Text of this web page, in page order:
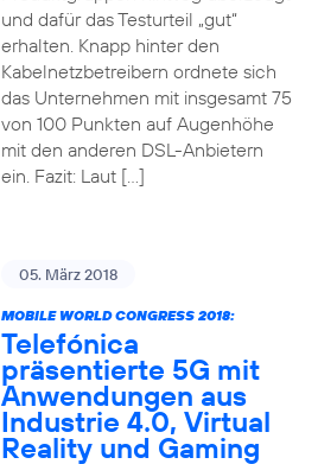
und dafür das Testurteil „gut“
erhalten. Knapp hinter den
Kabelnetzbetreibern ordnete sich
das Unternehmen mit insgesamt 75
von 100 Punkten auf Augenhöhe
mit den anderen DSL-Anbietern
ein. Fazit: Laut […]
05. März 2018
MOBILE WORLD CONGRESS 2018:
Telefónica
präsentierte 5G mit
Anwendungen aus
Industrie 4.0, Virtual
Reality und Gaming